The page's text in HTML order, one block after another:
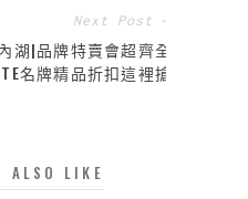
Next Post →
內湖|品牌特賣會超齊全
名牌精品折扣這裡搶
ALSO LIKE